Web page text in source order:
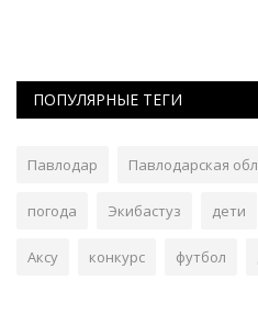
ПОПУЛЯРНЫЕ ТЕГИ
Павлодар Павлодарская
погода Экибастуз дети
Аксу конкурс футбол